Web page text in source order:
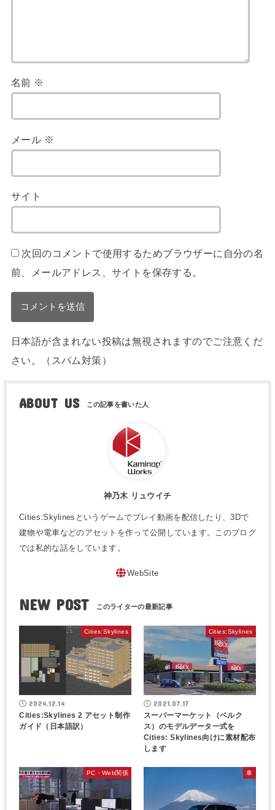
名前 ※
メール ※
サイト
次回のコメントで使用するためブラウザーに自分の名
前、メールアドレス、サイトを保存する。
日本語が含まれない投稿は無視されますのでご注意くだ
さい。（スパム対策）
ABOUT US
神乃木 リュウイチ
Cities:Skylinesというゲームでプレイ動画を配信したり、3Dで
建物や電車などのアセットを作って公開しています。このブログ
では私的な話をしています。
WebSite
NEW POST
Cities:Skylines
2024.12.14
Cities:Skylines 2 アセット制作
ガイド（日本語訳）
Cities:Skylines
2021.07.17
スーパーマーケット（ベルク
ス）のモデルデータ一式を
Cities: Skylines向けに素材配布
します
PC・Web関係 車